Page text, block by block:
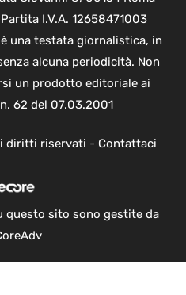
I.V.A. 12658471003
una testata giornalistica, in
alcuna periodicità. Non
un prodotto editoriale ai
62 del 07.03.2001
diritti riservati - Contattaci
questo sito sono gestite da